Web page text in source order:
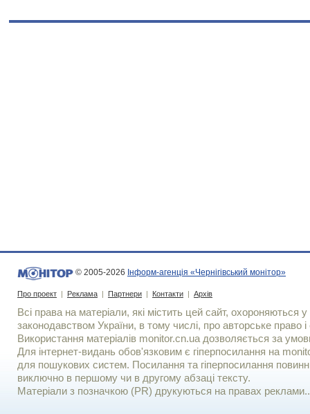
© 2005-2026 Інформ-агенція «Чернігівський монітор»
Про проект | Реклама | Партнери | Контакти | Архів
Всі права на матеріали, які містить цей сайт, охороняються у
законодавством України, в тому числі, про авторське право і
Використання матерiалiв monitor.cn.ua дозволяється за
Для iнтернет-видань обов'язковим є гiперпосилання на
для пошукових систем. Посилання та гіперпосилання
виключно в першому чи в другому абзаці тексту.
Матеріали з позначкою (PR) друкуються на правах реклами..